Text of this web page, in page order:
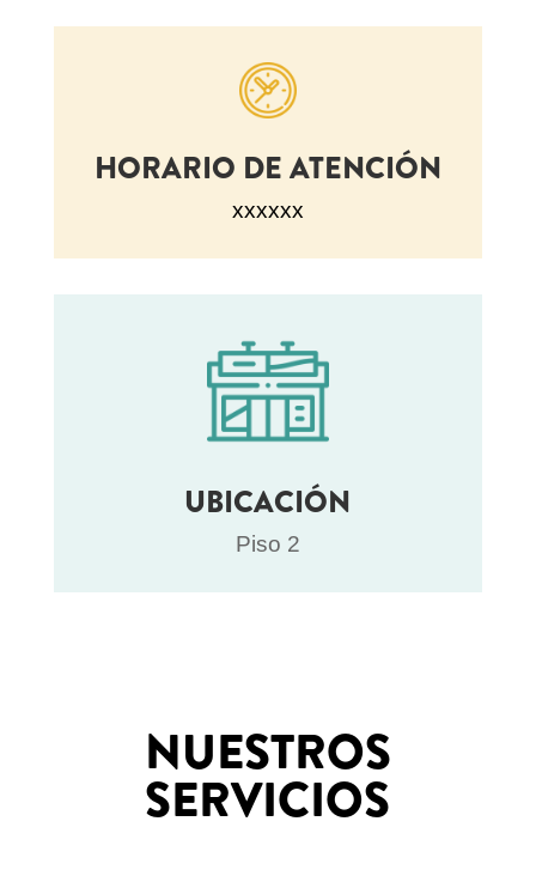
HORARIO DE ATENCIÓN
xxxxxx
UBICACIÓN
Piso 2
NUESTROS
SERVICIOS